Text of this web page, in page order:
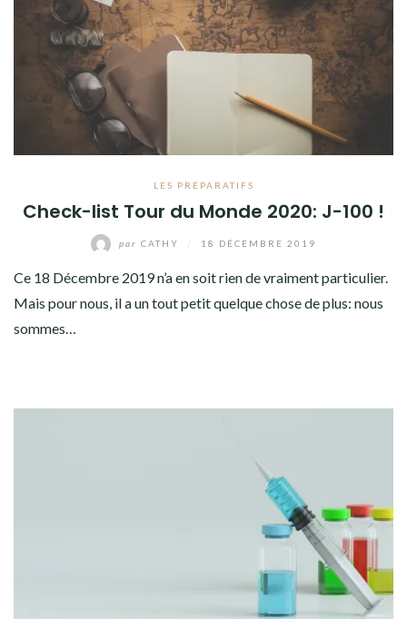
LES PRÉPARATIFS
Check-list Tour du Monde 2020: J-100 !
par CATHY 18 DÉCEMBRE 2019
Ce 18 Décembre 2019 n’a en soit rien de vraiment particulier.
Mais pour nous, il a un tout petit quelque chose de plus: nous
sommes…